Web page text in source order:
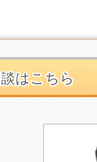
はこちら